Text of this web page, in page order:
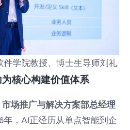
件学院教授、博士生导师刘礼
为核心构建价值体系
场推广与解决方案部总经理
年，AI正经历从单点智能到企